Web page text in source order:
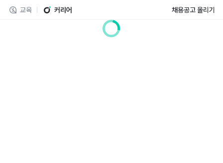
교육 커리어 채용공고 올리기